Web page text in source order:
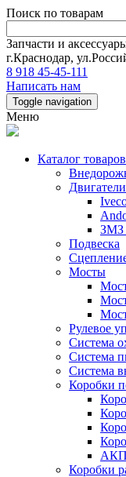
Поиск по товарам
Запчасти и
г.Краснодар,
8 918 45-45-111
Написать нам
Toggle navigation
Меню
Каталог товаров
Двигатели
Подвеска
Мосты
Рулевое
Система
Система
Система
Коробки
Коробки